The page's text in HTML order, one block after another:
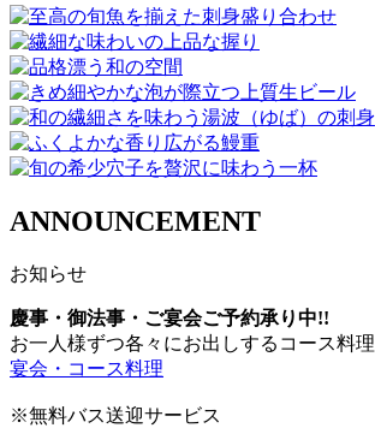
ANNOUNCEMENT
お知らせ
慶事・御法事・ご宴会ご予約承り中!!
お一人様ずつ各々にお出しするコース料理
宴会・コース料理
※無料バス送迎サービス